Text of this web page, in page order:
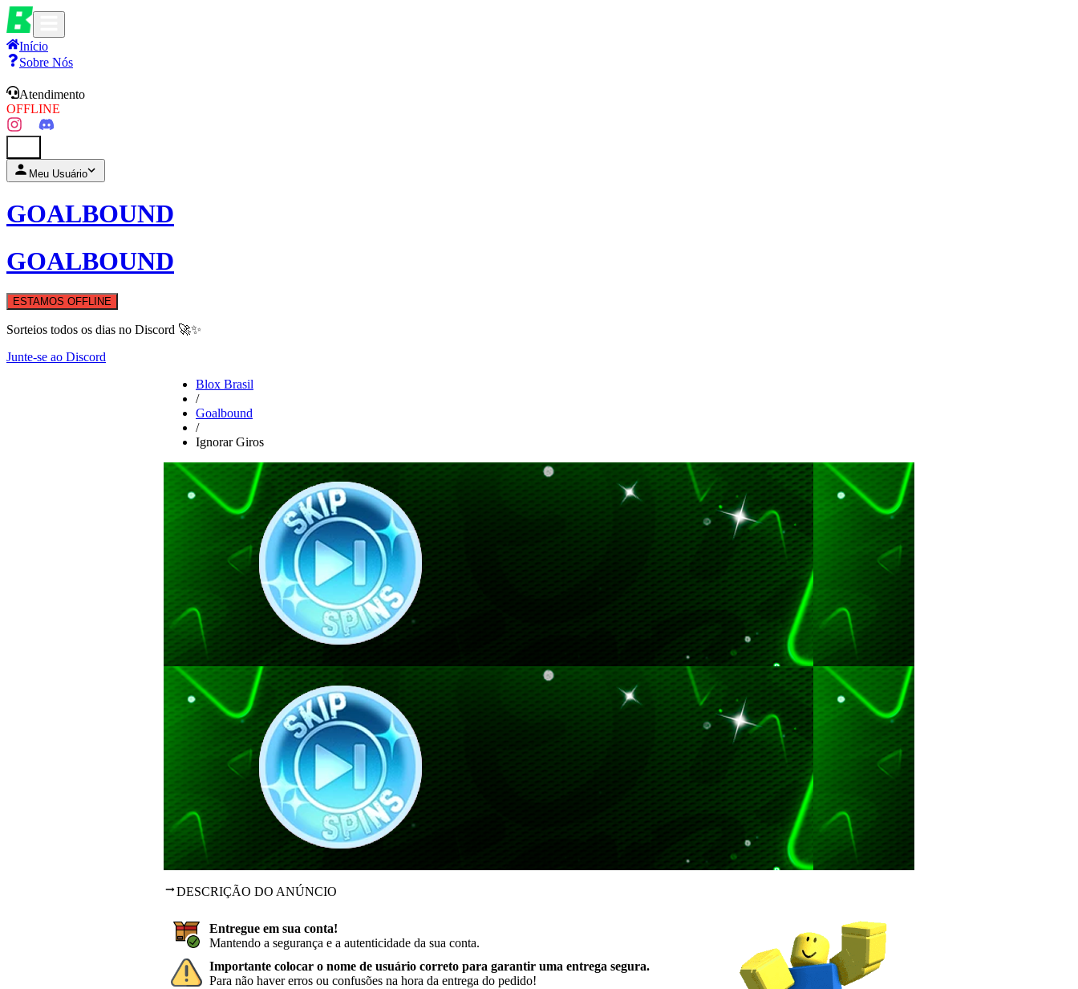
Início
Sobre Nós
Atendimento
OFFLINE
Meu Usuário
GOALBOUND
GOALBOUND
ESTAMOS OFFLINE
Sorteios todos os dias no Discord 🚀✨
Junte-se ao Discord
Blox Brasil
/
Goalbound
/
Ignorar Giros
DESCRIÇÃO DO ANÚNCIO
Entregue em sua conta!
Mantendo a segurança e a autenticidade da sua conta.
Importante colocar o nome de usuário correto para garantir uma entrega segura.
Para não haver erros ou confusões na hora da entrega do pedido!